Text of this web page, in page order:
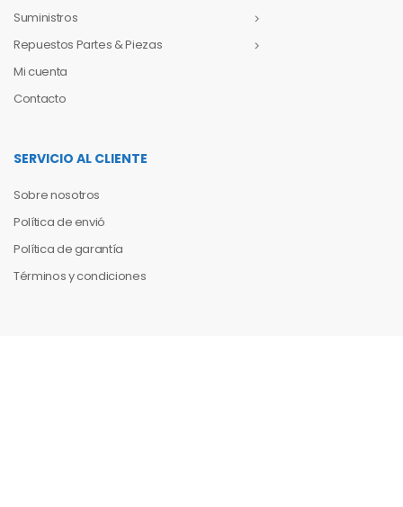
Suministros
Repuestos Partes & Piezas
Mi cuenta
Contacto
SERVICIO AL CLIENTE
Sobre nosotros
Política de envió
Política de garantía
Términos y condiciones